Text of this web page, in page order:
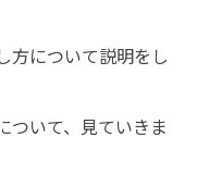
方について説明をし
ついて、見ていきま